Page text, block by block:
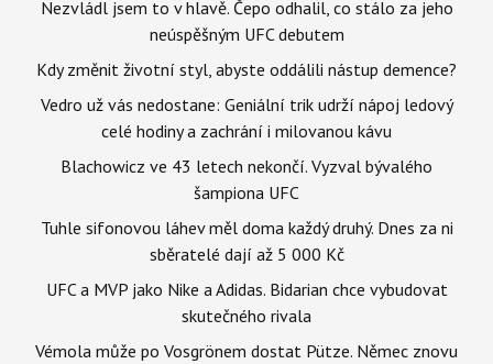
Nezvládl jsem to v hlavě. Čepo odhalil, co stálo za jeho
neúspěšným UFC debutem
Kdy změnit životní styl, abyste oddálili nástup demence?
Vedro už vás nedostane: Geniální trik udrží nápoj ledový
celé hodiny a zachrání i milovanou kávu
Blachowicz ve 43 letech nekončí. Vyzval bývalého
šampiona UFC
Tuhle sifonovou láhev měl doma každý druhý. Dnes za ni
sběratelé dají až 5 000 Kč
UFC a MVP jako Nike a Adidas. Bidarian chce vybudovat
skutečného rivala
Vémola může po Vosgrönem dostat Pütze. Němec znovu